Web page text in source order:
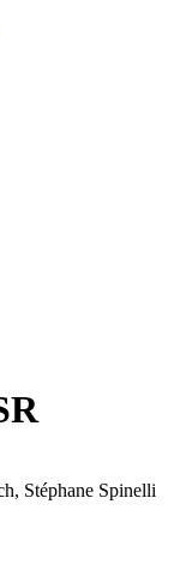
Stéphane Spinelli